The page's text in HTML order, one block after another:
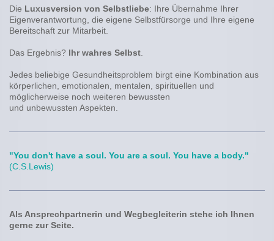
Die Luxusversion von Selbstliebe: Ihre Übernahme Ihrer
Eigenverantwortung, die eigene Selbstfürsorge und Ihre eigene
Bereitschaft zur Mitarbeit.
Das Ergebnis? Ihr wahres Selbst
Jedes beliebige Gesundheitsproblem birgt eine Kombination aus
körperlichen, emotionalen, mentalen, spirituellen und
möglicherweise noch weiteren bewussten
und unbewussten Aspekten.
"You don't have a soul. You are a soul. You have a body."
(C.S.Lewis)
Als Ansprechpartnerin und Wegbegleiterin stehe ich Ihnen
gerne zur Seite.